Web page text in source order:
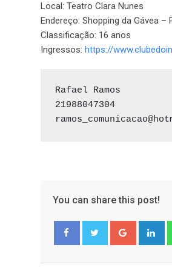
Local: Teatro Clara Nunes
Endereço: Shopping da Gávea –
Classificação: 16 anos
Ingressos: https://
Rafael Ramos
21988047304
You can share this post!
Google+